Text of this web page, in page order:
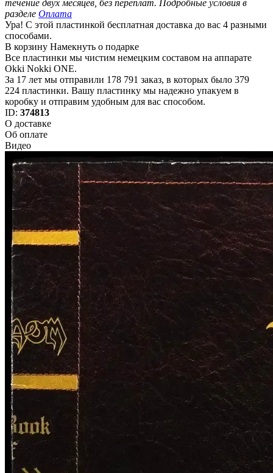
течение двух месяцев, без переплат. Подробные условия в
разделе Оплата
Ура! С этой пластинкой бесплатная доставка до вас 4 разными
способами.
В корзину Намекнуть о подарке
Все пластинки мы чистим немецким составом на аппарате
Okki Nokki ONE.
За 17 лет мы отправили 178 791 заказ, в которых было 379
224 пластинки. Вашу пластинку мы надежно упакуем в
коробку и отправим удобным для вас способом.
ID: 374813
О доставке
Об оплате
Видео